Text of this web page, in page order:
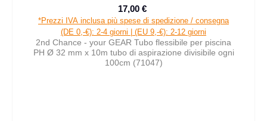
Prezzo di vendita:
17,00 €
*Prezzi IVA inclusa più spese di spedizione / consegna
(DE 0,-€): 2-4 giorni | (EU 9,-€): 2-12 giorni
2nd Chance - your GEAR Tubo flessibile per piscina
PH Ø 32 mm x 10m tubo di aspirazione divisibile ogni
100cm (71047)